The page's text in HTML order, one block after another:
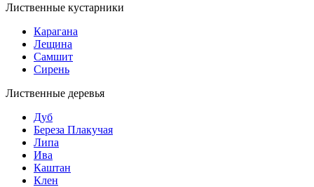
Лиственные кустарники
Карагана
Лещина
Самшит
Сирень
Лиственные деревья
Дуб
Береза Плакучая
Липа
Ива
Каштан
Клен